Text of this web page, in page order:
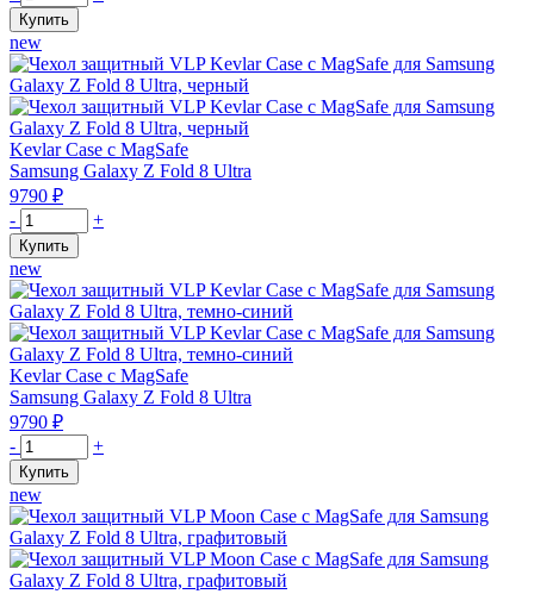
Fold
8,
черный
товара
Чехол
защитный
VLP
Kevlar
Case
с
MagSafe
для
Samsung
Z
Fold
8,
темно-
синий
Купить
new
Kevlar Case с MagSafe
Samsung Galaxy Z Fold 8 Ultra
9790 ₽
Количество
товара
Чехол
защитный
VLP
Kevlar
Case
с
MagSafe
для
Samsung
Z
Fold
8
Ultra,
черный
- +
Купить
new
Kevlar Case с MagSafe
Samsung Galaxy Z Fold 8 Ultra
9790 ₽
Количество
товара
Чехол
защитный
VLP
Kevlar
Case
- +
Купить
new